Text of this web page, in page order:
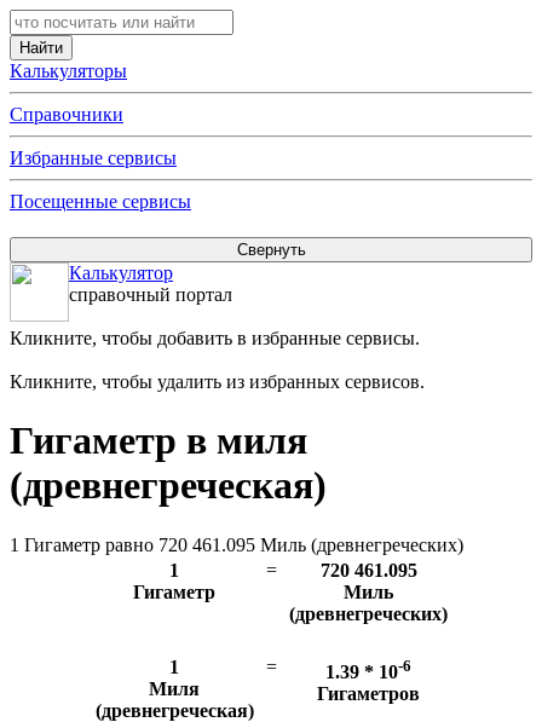
Калькуляторы
Справочники
Избранные сервисы
Посещенные сервисы
Калькулятор
справочный портал
Кликните, чтобы добавить в избранные сервисы.
Кликните, чтобы удалить из избранных сервисов.
Гигаметр в миля
(древнегреческая)
1 Гигаметр равно 720 461.095 Миль (древнегреческих)
1
Гигаметр
=
720 461.095
Миль
(древнегреческих)
1
Миля
(древнегреческая)
= 1.39 * 10-6
Гигаметров